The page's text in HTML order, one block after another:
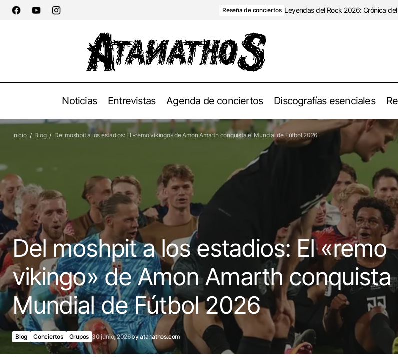
Reseña de conciertos Leyendas del Rock 2026: Crónica
Noticias Entrevistas Agenda de conciertos Discografías esenciales
LEYENDAS DEL ROCK 2026: Desvelados
los horarios oficiales de actuación de su
XX Aniversario
Blog
Conciertos
Grupos
Del moshpit a los estadios: El «remo vikingo»
Mundial de Fútbol 2026
Inicio Blog Del moshpit a los estadios: El «remo vikingo» de Amon Amarth conquista el Mundial de Fútbol 2026
Del moshpit a los estadios: El «remo
vikingo» de Amon Amarth conquista
Mundial de Fútbol 2026
Blog Conciertos Grupos 30 junio, 2026byatanathos.com